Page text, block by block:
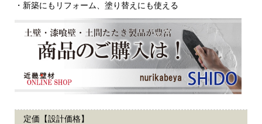
・新築にもリフォーム、塗り替えにも使える
定価【設計価格】